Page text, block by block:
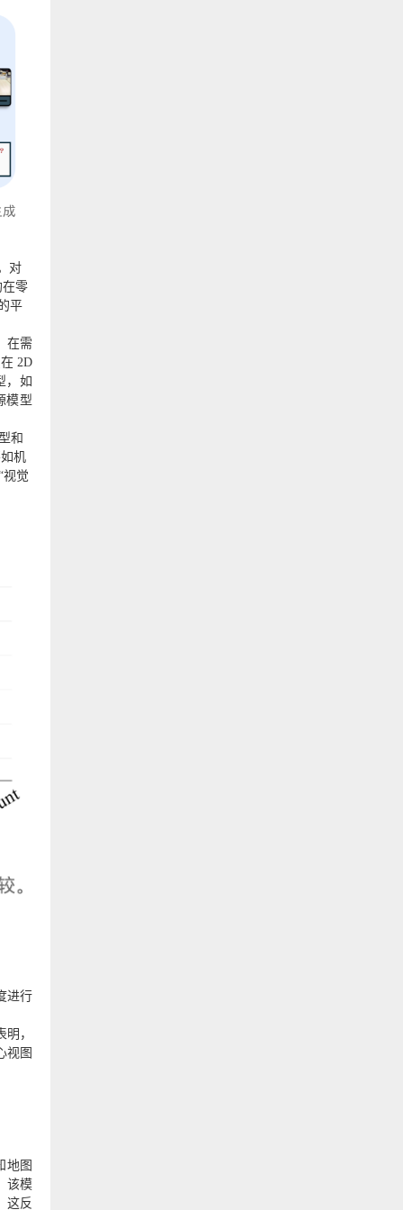
对
在零
平
在需
2D
，如
模型
和
机
视觉
进行
，
视图
地图
该模
这反